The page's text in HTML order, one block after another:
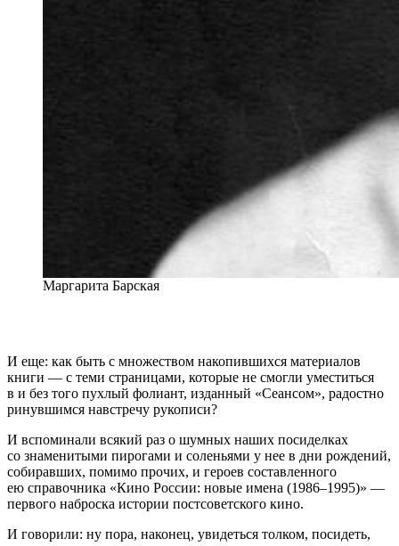
Маргарита Барская
И еще: как быть с множеством накопившихся материалов
книги — с теми страницами, которые не смогли уместиться
в и без того пухлый фолиант, изданный «Сеансом», радостно
ринувшимся навстречу рукописи?
И вспоминали всякий раз о шумных наших посиделках
со знаменитыми пирогами и соленьями у нее в дни рождений,
собиравших, помимо прочих, и героев составленного
ею справочника «Кино России: новые имена (1986–1995)» —
первого наброска истории постсоветского кино.
И говорили: ну пора, наконец, увидеться толком, посидеть,